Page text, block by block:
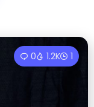
0 1.2K 1